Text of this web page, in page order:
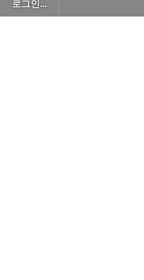
로그인...